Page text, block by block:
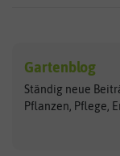
Exotische Samen
Gemüsesamen
Gründünger
Arche Noah
ASB Greenworld
Gartenblog
Ständig neue
Pflanzen, Pflege,